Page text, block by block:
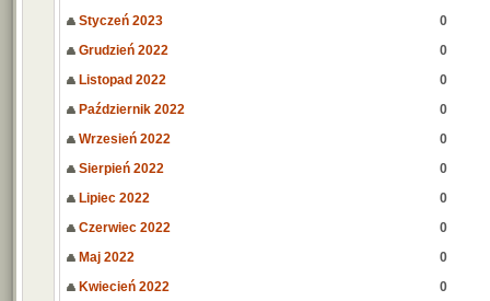
Styczeń 2023
0
Grudzień 2022
0
Listopad 2022
0
Październik 2022
0
Wrzesień 2022
0
Sierpień 2022
0
Lipiec 2022
0
Czerwiec 2022
0
Maj 2022
0
Kwiecień 2022
0